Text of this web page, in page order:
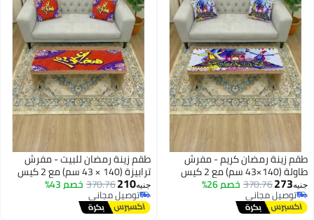
طقم زينة رمضان كريم - مفرش
طاولة (140×43 سم) مع 2 كيس
خدادية (43×43 سم) بتصميم التنورة
والفانوس التقليدي
جنيه273
370.76خصم 26%
توصيل مجاني
توصيل مجاني
طقم زينة رمضان للبيت - مفرش
ترابيزة (140 × 43 سم) مع 2 كيس
خدادية (43 × 43 سم) - مطبوع بخط
عربي مميز
جنيه210
370.76خصم 43%
توصيل مجاني
توصيل مجاني